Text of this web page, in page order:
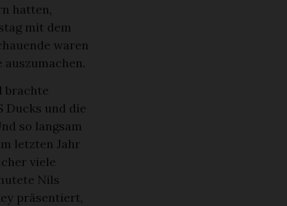
hatten,
mit dem
waren
brachte
Ducks und die
so langsam
letzten Jahr
viele
Nils
präsentiert,